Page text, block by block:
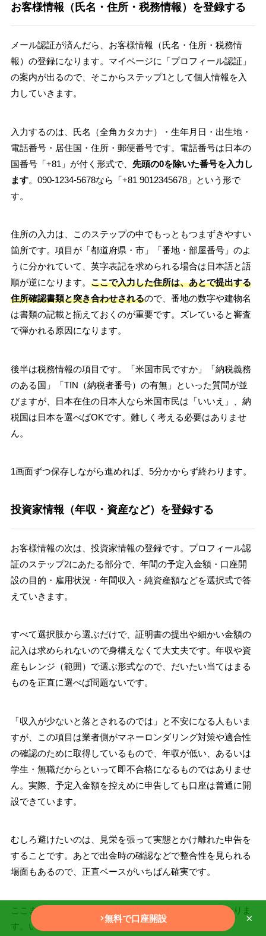
お客様情報（氏名・住所・税務情報）を登録する
メール認証が済んだら、お客様情報（氏名・住所・税務情
報）の登録になります。マイページに「プロフィール認証」
の案内が出るので、そこからステップ1として個人情報を入
力していきます。
入力するのは、氏名（全角カタカナ）・生年月日・出生地・
電話番号・居住国・住所・郵便番号です。電話番号は日本の
国番号「+81」が付く形式で、 先頭の0を除いた番号を入力し
ます。090-1234-5678なら「+81 9012345678」という形で
す。
住所の入力は、このステップの中でもっともつまずきやすい
箇所です。項目が「都道府県・市」「番地・部屋番号」のよ
うに分かれていて、英字表記を求められる場合は日本語と語
順が逆になります。 ここで入力した住所は、あとで提出する
住所確認書類と突き合わせされるので、番地の数字や建物名
は書類の記載と揃えておくのが重要です。ズレていると審査
で弾かれる原因になります。
後半は税務情報の項目です。「米国市民ですか」「納税義務
のある国」「TIN（納税者番号）の有無」といった質問が並
びますが、日本在住の日本人なら米国市民は「いいえ」、納
税国は日本を選べばOKです。難しく考える必要はありませ
ん。
1画面ずつ保存しながら進めれば、5分かからず終わります。
投資家情報（年収・資産など）を登録する
お客様情報の次は、投資家情報の登録です。プロフィール認
証のステップ2にあたる部分で、年間の予定入金額・口座開
設の目的・雇用状況・年間収入・純資産額などを選択式で答
えていきます。
すべて選択肢から選ぶだけで、証明書の提出や細かい金額の
記入は求められないので身構えなくて大丈夫です。年収や資
産もレンジ（範囲）で選ぶ形式なので、だいたい当てはまる
ものを正直に選べば問題ないです。
「収入が少ないと落とされるのでは」と不安になる人もいま
すが、この項目は業者側がマネーロンダリング対策や適合性
の確認のために取得しているもので、年収が低い、あるいは
学生・無職だからといって即不合格になるものではありませ
ん。実際、予定入金額を控えめに申告しても口座は普通に開
設できています。
むしろ避けたいのは、見栄を張って実態とかけ離れた申告を
することです。あとで出金時の確認などで整合性を見られる
場面もあるので、正直ベースがいちばん確実です。
ここまで終えると、残るは本人確認書類の提出だけになりま
す。いよいよ有効化のステップです。
無料で口座開設 ×